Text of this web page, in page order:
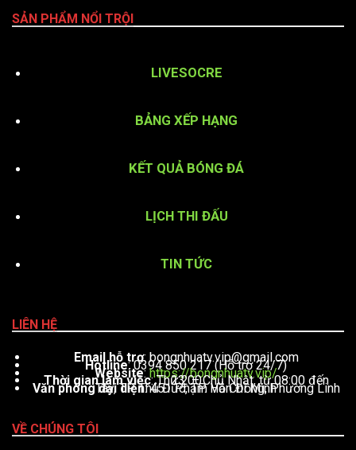
SẢN PHẨM NỔI TRỘI
LIVESOCRE
BẢNG XẾP HẠNG
KẾT QUẢ BÓNG ĐÁ
LỊCH THI ĐẤU
TIN TỨC
LIÊN HỆ
Email hỗ trợ:bongnhuatv.vip@gmail.com
Hotline: 0394 850 217 (Hỗ trợ 24/7)
Website:https://bongnhuatv.vip/
Thời gian làm việc : Thứ 2 – Chủ Nhật, từ 08:00 đến 23:00
Văn phòng đại diện: 451 Phạm Văn Đồng, Phường Linh Tây, TP. Thủ Đức, TP. Hồ Chí Minh
VỀ CHÚNG TÔI